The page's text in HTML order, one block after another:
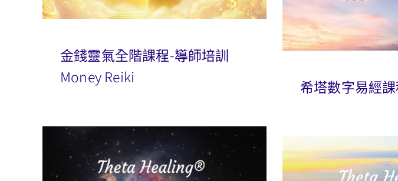
金錢靈氣全階課程-導師培訓
Money Reiki
希塔數字易經